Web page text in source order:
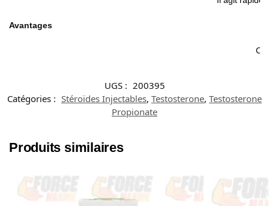
Avantages
UGS : 200395
Catégories : Stéroïdes Injectables, Testosterone, Testosterone
Propionate
Produits similaires